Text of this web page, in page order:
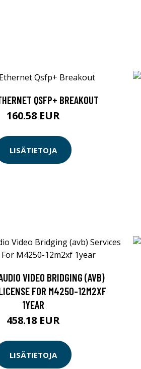
QSFP+ BREAKOUT
160.58 EUR
LISÄTIETOJA
VIDEO BRIDGING (AVB)
FOR M4250-12M2XF
1YEAR
458.18 EUR
LISÄTIETOJA